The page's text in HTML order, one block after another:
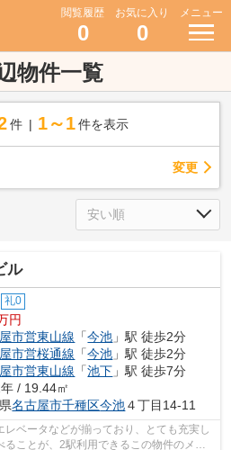
閲覧履歴
0
お気に入り
0
メニュー
物件一覧
件 1～1 件を表示
変更
ル
礼0
円
市営東山線 「今池 」駅 徒歩2分
市営桜通線 「今池 」駅 徒歩2分
市営東山線 「池下 」駅 徒歩7分
/ 19.44㎡
名古屋市千種区今池４丁目14-11
ベータなどが揃っており、とても充実し
ことが、2駅利用できるこの物件のメリ